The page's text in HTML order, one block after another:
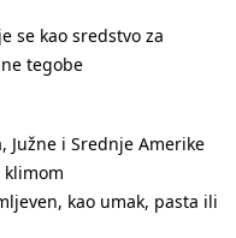
kao sredstvo za
tegobe
i Srednje Amerike
kao umak, pasta ili